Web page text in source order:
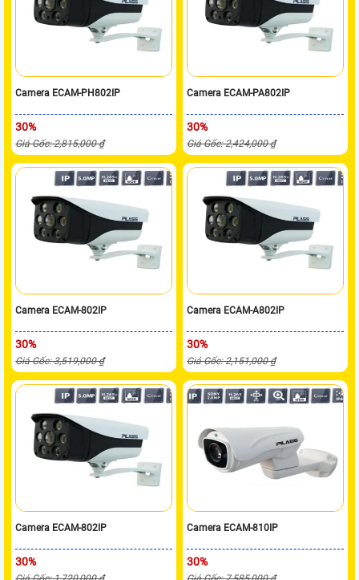
Camera ECAM-PH802IP
30%
Giá Gốc: 2,815,000 ₫
Camera ECAM-PA802IP
30%
Giá Gốc: 2,424,000 ₫
Camera ECAM-802IP
30%
Giá Gốc: 3,519,000 ₫
Camera ECAM-A802IP
30%
Giá Gốc: 2,151,000 ₫
Camera ECAM-802IP
30%
Camera ECAM-810IP
30%